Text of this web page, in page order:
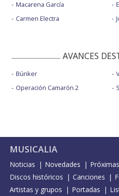
Macarena García
Carmen Electra
AVANCES
Búnker
Operación Camarón 2
MUSICALIA
Noticias Novedades
Discos históricos
Canciones
Artistas y grupos
Portadas